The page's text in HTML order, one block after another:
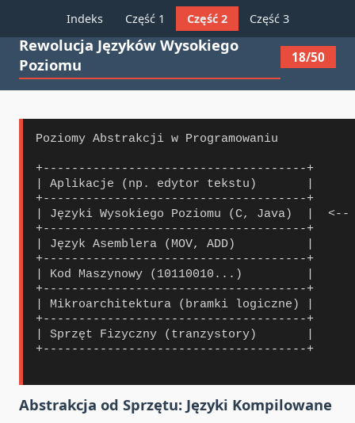
Indeks Część 1 Część 2 Część 3
Rewolucja Języków Wysokiego
Poziomu
18/50
Abstrakcja od Sprzętu: Języki Kompilowane
Poziomy Abstrakcji w Programowaniu
+-------------------------------------+
| Aplikacje (np. edytor tekstu)       |
+-------------------------------------+
| Języki Wysokiego Poziomu (C, Java)  |  <--
+-------------------------------------+
| Język Asemblera (MOV, ADD)          |
+-------------------------------------+
| Kod Maszynowy (10110010...)         |
+-------------------------------------+
| Mikroarchitektura (bramki logiczne) |
+-------------------------------------+
| Sprzęt Fizyczny (tranzystory)       |
+-------------------------------------+